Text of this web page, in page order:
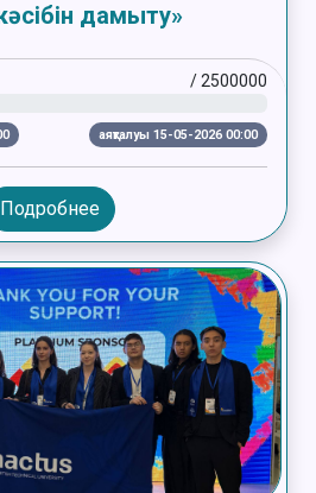
дамыту»
/2500000
аяқталуы 15-05-2026 00:00
Подробнее